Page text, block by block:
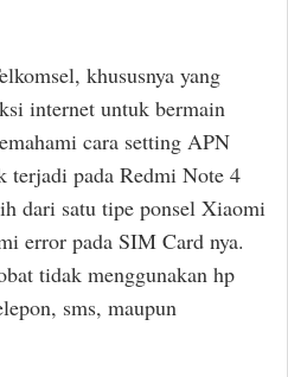
khususnya yang
internet untuk bermain
cara setting APN
terjadi pada Redmi Note 4
dari satu tipe ponsel Xiaomi
error pada SIM Card nya.
tidak menggunakan hp
sms, maupun